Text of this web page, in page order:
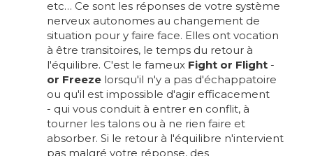
etc… Ce sont les réponses de votre système
nerveux autonomes au changement de
situation pour y faire face. Elles ont vocation
à être transitoires, le temps du retour à
l'équilibre. C'est le fameux Fight or Flight -
or Freeze lorsqu'il n'y a pas d'échappatoire
ou qu'il est impossible d'agir efficacement
- qui vous conduit à entrer en conflit, à
tourner les talons ou à ne rien faire et
absorber. Si le retour à l'équilibre n'intervient
pas malgré votre réponse, des